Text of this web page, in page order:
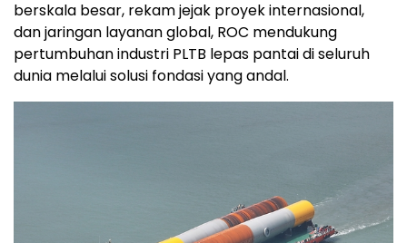
berskala besar, rekam jejak proyek internasional,
dan jaringan layanan global, ROC mendukung
pertumbuhan industri PLTB lepas pantai di seluruh
dunia melalui solusi fondasi yang andal.